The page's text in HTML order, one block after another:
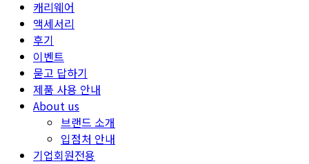
캐리웨어
액세서리
후기
이벤트
묻고 답하기
제품 사용 안내
About us
브랜드 소개
입점처 안내
기업회원전용